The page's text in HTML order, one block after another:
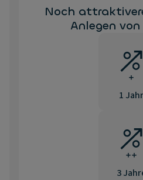
Noch
Anlegen
1 Jahr
3